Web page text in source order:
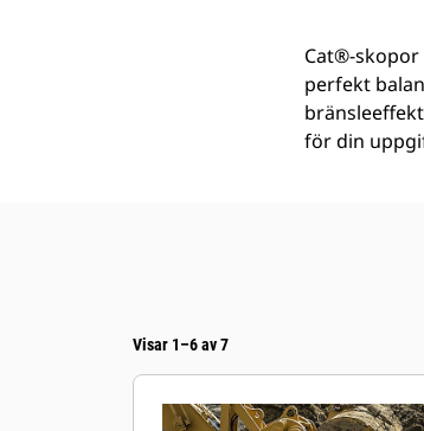
Cat®-skopor
perfekt
för din
Visar 1–6 av 7